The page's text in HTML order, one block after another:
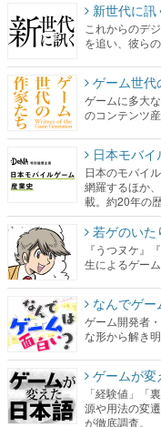
新世代に訊
これからのデ
を追い、彼ら
ゲーム世代
ゲームに多大
のコンテンツ
日本モバ
日本のモバイ
網羅するほか
載。約20年の
若ゲのいた
『うつヌケ』
生によるゲー
なんでゲー
ゲーム開発者
な形から解き
ゲームが変
「経験値」「
源や用法の変
が徹底調査。